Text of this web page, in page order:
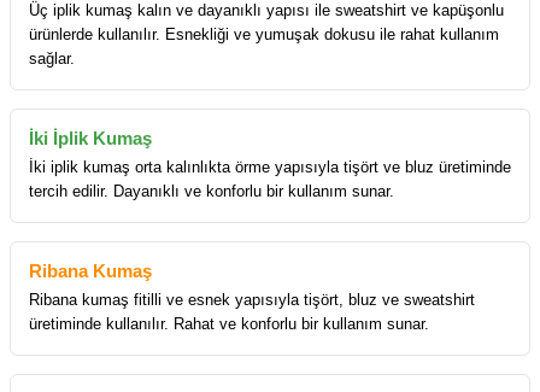
Üç iplik kumaş kalın ve dayanıklı yapısı ile sweatshirt ve kapüşonlu
ürünlerde kullanılır. Esnekliği ve yumuşak dokusu ile rahat kullanım
sağlar.
İki İplik Kumaş
İki iplik kumaş orta kalınlıkta örme yapısıyla tişört ve bluz üretiminde
tercih edilir. Dayanıklı ve konforlu bir kullanım sunar.
Ribana Kumaş
Ribana kumaş fitilli ve esnek yapısıyla tişört, bluz ve sweatshirt
üretiminde kullanılır. Rahat ve konforlu bir kullanım sunar.